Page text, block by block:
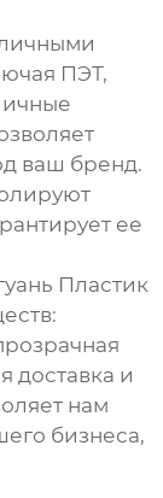
ПЭТ,
ваш бренд.
ее
Пластик
доставка и
нам
бизнеса,